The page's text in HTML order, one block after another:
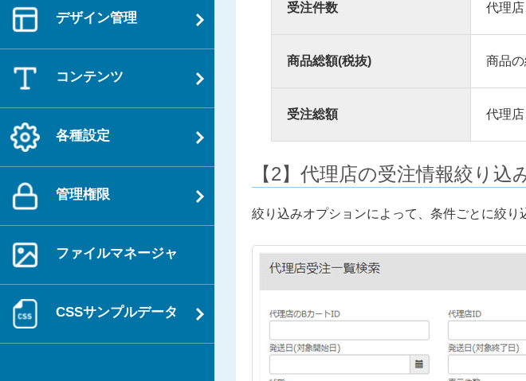
デザイン管理
コンテンツ
各種設定
管理権限
ファイルマネージャ
CSSサンプルデータ
受注件数 代理店
商品総額(税抜) 商品の
受注総額 代理店
【2】代理店の受注情報絞り込
絞り込みオプションによって、条件ごとに絞り